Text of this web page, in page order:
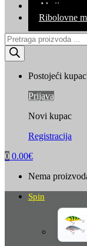
Akcija
Ribolovne
Products
search
Postojeći
Prijava
Novi kupac
Registracija
0 0.00€
Nema
Spin